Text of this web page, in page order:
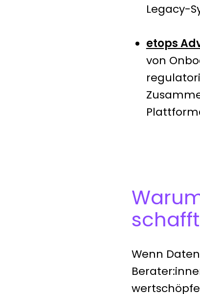
Legacy-
etops
von
schafft
Wenn